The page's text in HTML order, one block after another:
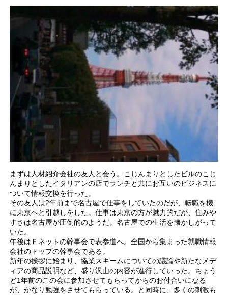
まずは人材紹介会社の友人と会う。こじんまりとしたビルのこじ
んまりとしたイタリアンの店でランチと共にお互いのビジネスに
ついて情報交換を行った。
その友人は2年前まで名古屋で仕事をしていたのだが、転職を機
に東京へと引越しをした。仕事は東京の方が魅力的だが、住みや
すさは名古屋が圧倒的のようだ。名古屋での生活を懐かしがって
いた。
午後はＦネットの幹事会で表参道へ。全国から集まった就職情報
会社のトップの幹事会である。
新年の挨拶に始まり、協業スキームについての議論や新たなメデ
ィアの商品説明など、盛り沢山の内容が進行していった。ちょう
ど1年前のこの会に参加させてもらってからのお付合いになる
が、かなり勉強をさせてもらっている。と同時に、多くの刺激も